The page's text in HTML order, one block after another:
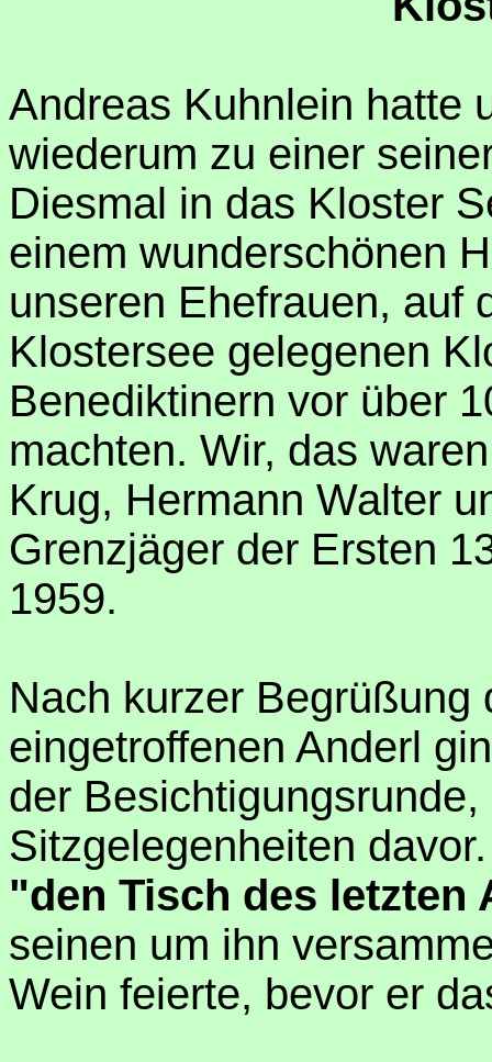
Andreas Kuhnlein hatte
wiederum zu einer
Diesmal in das Kloster
einem wunderschönen
unseren Ehefrauen, auf
Klostersee gelegenen
Benediktinern vor über
machten. Wir, das
Krug, Hermann Walter
Grenzjäger der Ersten
1959.
Nach kurzer Begrüßung
eingetroffenen Anderl
der
Sitzgelegenheiten
"den Tisch des letzten
seinen um ihn
Wein feierte, bevor er